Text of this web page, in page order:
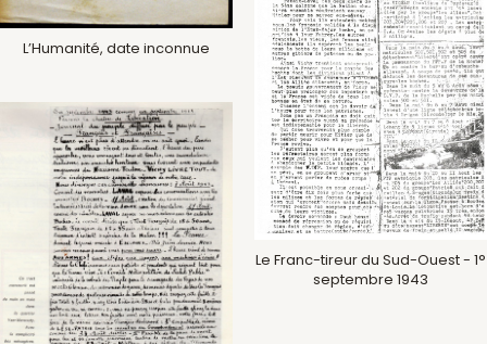
L’Humanité, date inconnue
Le Franc-tireur du Sud-Ouest - 1°
septembre 1943